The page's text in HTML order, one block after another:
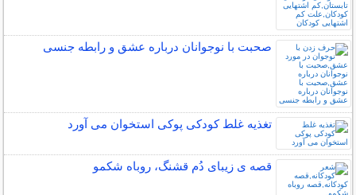
صحبت با نوجوانان درباره عشق و رابطه جنسی
تغذیه غلط کودکی پوکی استخوان می آورد
قصه ی زیبای دُم قشنگ، روباه شکمو